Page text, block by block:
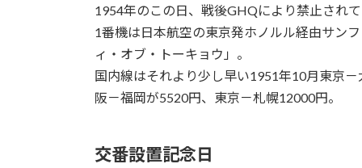
1954年のこの日、戦後GHQにより禁止され
1番機は日本航空の東京発ホノルル経由サン
ィ・オブ・トーキョウ」。
国内線はそれより少し早い1951年10月東京
阪－福岡が5520円、東京－札幌12000円。
交番設置記念日